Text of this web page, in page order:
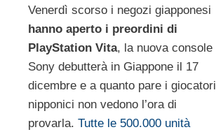
Venerdì scorso i negozi giapponesi
hanno aperto i preordini di
PlayStation Vita, la nuova console
Sony debutterà in Giappone il 17
dicembre e a quanto pare i giocatori
nipponici non vedono l’ora di
provarla. Tutte le 500.000 unità